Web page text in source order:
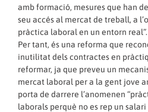
amb formació, mesures que han
seu accés al mercat de treball, a
pràctica laboral en un entorn real”.
Per tant, és una reforma que
inutilitat dels contractes en
reformar, ja que preveu un
mercat laboral per a la gent jove
porta de darrere l’anomenen
laborals perquè no es rep un